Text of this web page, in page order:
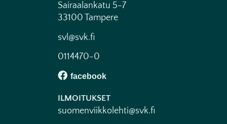
Sairaalankatu 5-7
33100 Tampere
svl@svk.fi
0114470-0
ILMOITUKSET
suomenviikkolehti@svk.fi